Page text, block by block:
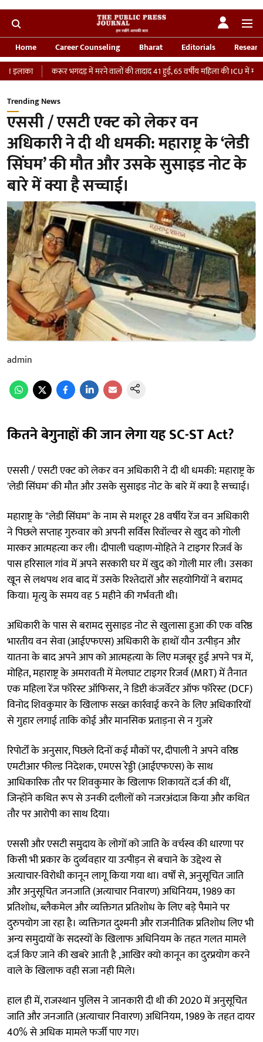
Home Career Counseling Bharat Editorials
करूर भगदड़ में मरने वालों की तादाद 41 हुई, 65 वर्षीय महिला की ICU में मौत
Trending News
एससी / एसटी एक्ट को लेकर वन
अधिकारी ने दी थी धमकी: महाराष्ट्र के ‘लेडी
सिंघम’ की मौत और उसके सुसाइड नोट के
बारे में क्या है सच्चाई।
admin
कितने बेगुनाहों की जान लेगा यह SC-ST Act?
एससी / एसटी एक्ट को लेकर वन अधिकारी ने दी थी धमकी: महाराष्ट्र के
'लेडी सिंघम' की मौत और उसके सुसाइड नोट के बारे में क्या है सच्चाई।
महाराष्ट्र के "लेडी सिंघम" के नाम से मशहूर 28 वर्षीय रेंज वन अधिकारी
ने पिछले सप्ताह गुरुवार को अपनी सर्विस रिवॉल्वर से खुद को गोली
मारकर आत्महत्या कर ली। दीपाली चव्हाण-मोहिते ने टाइगर रिजर्व के
पास हरिसाल गांव में अपने सरकारी घर में खुद को गोली मार ली। उसका
खून से लथपथ शव बाद में उसके रिश्तेदारों और सहयोगियों ने बरामद
किया। मृत्यु के समय वह 5 महीने की गर्भवती थी।
अधिकारी के पास से बरामद सुसाइड नोट से खुलासा हुआ की एक वरिष्ठ
भारतीय वन सेवा (आईएफएस) अधिकारी के हाथों यौन उत्पीड़न और
यातना के बाद अपने आप को आत्महत्या के लिए मजबूर हुई अपने पत्र में,
मोहित, महाराष्ट्र के अमरावती में मेलघाट टाइगर रिजर्व (MRT) में तैनात
एक महिला रेंज फॉरेस्ट ऑफिसर, ने डिप्टी कंजर्वेटर ऑफ फॉरेस्ट (DCF)
विनोद शिवकुमार के खिलाफ सख्त कार्रवाई करने के लिए अधिकारियों
से गुहार लगाई ताकि कोई और मानसिक प्रताड़ना से न गुजरे
रिपोर्टों के अनुसार, पिछले दिनों कई मौकों पर, दीपाली ने अपने वरिष्ठ
एमटीआर फील्ड निदेशक, एमएस रेड्डी (आईएफएस) के साथ
आधिकारिक तौर पर शिवकुमार के खिलाफ शिकायतें दर्ज की थीं,
जिन्होंने कथित रूप से उनकी दलीलों को नजरअंदाज किया और कथित
तौर पर आरोपी का साथ दिया।
एससी और एसटी समुदाय के लोगों को जाति के वर्चस्व की धारणा पर
किसी भी प्रकार के दुर्व्यवहार या उत्पीड़न से बचाने के उद्देश्य से
अत्याचार-विरोधी कानून लागू किया गया था। वर्षों से, अनुसूचित जाति
और अनुसूचित जनजाति (अत्याचार निवारण) अधिनियम, 1989 का
प्रतिशोध, ब्लैकमेल और व्यक्तिगत प्रतिशोध के लिए बड़े पैमाने पर
दुरुपयोग जा रहा है। व्यक्तिगत दुश्मनी और राजनीतिक प्रतिशोध लिए भी
अन्य समुदायों के सदस्यों के खिलाफ अधिनियम के तहत गलत मामले
दर्ज किए जाने की खबरे आती है ,आखिर क्यो कानून का दुरप्रयोग करने
वाले के खिलाफ वही सजा नही मिले।
हाल ही में, राजस्थान पुलिस ने जानकारी दी थी की 2020 में अनुसूचित
जाति और जनजाति (अत्याचार निवारण) अधिनियम, 1989 के तहत दायर
40% से अधिक मामले फर्जी पाए गए।